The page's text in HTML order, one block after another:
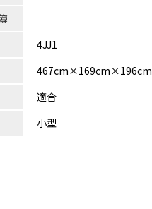
4JJ1
467cm×169cm×196cm
適合
小型